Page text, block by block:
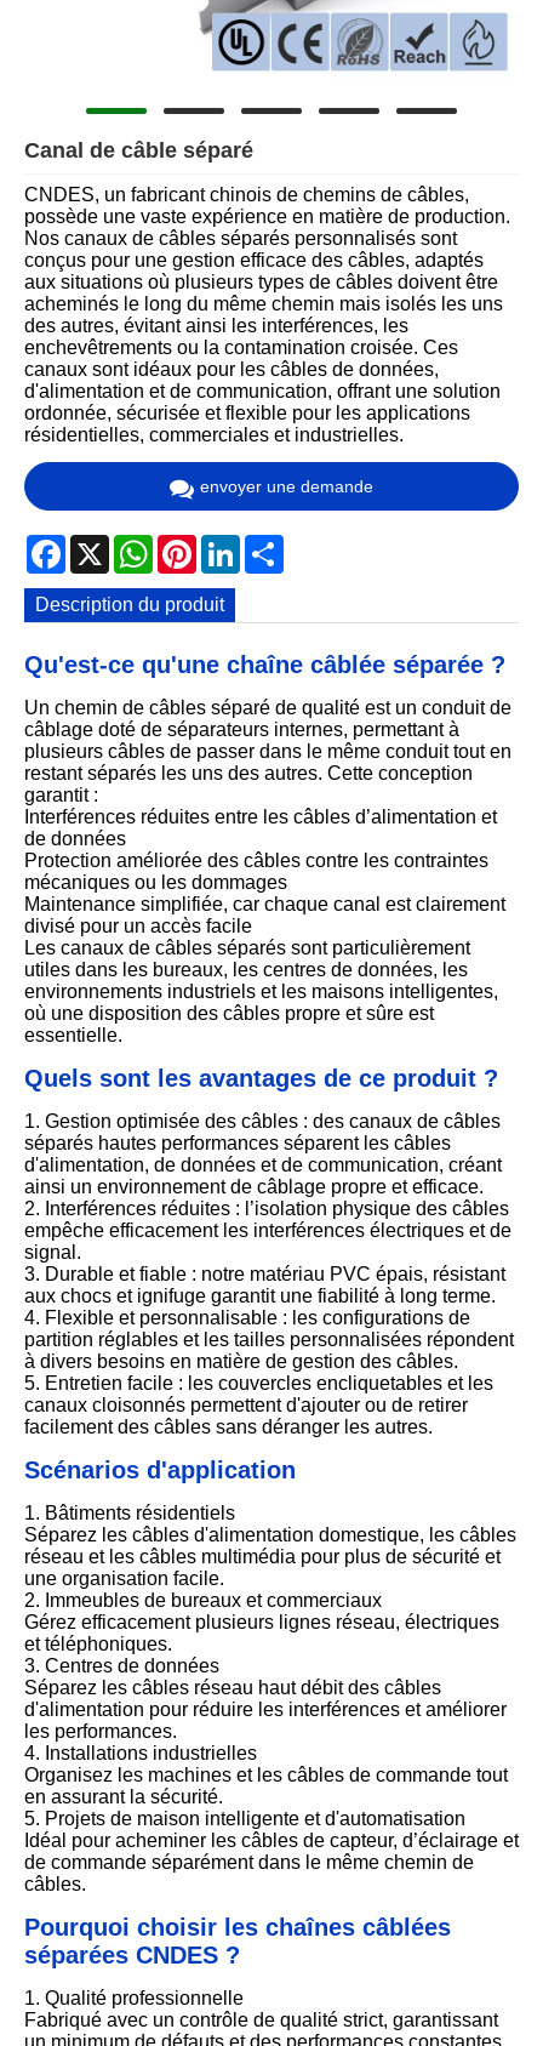
Canal de câble séparé
CNDES, un fabricant chinois de chemins de câbles,
possède une vaste expérience en matière de production.
Nos canaux de câbles séparés personnalisés sont
conçus pour une gestion efficace des câbles, adaptés
aux situations où plusieurs types de câbles doivent être
acheminés le long du même chemin mais isolés les uns
des autres, évitant ainsi les interférences, les
enchevêtrements ou la contamination croisée. Ces
canaux sont idéaux pour les câbles de données,
d'alimentation et de communication, offrant une solution
ordonnée, sécurisée et flexible pour les applications
résidentielles, commerciales et industrielles.
envoyer une demande
Facebook
X WhatsApp
PinterestLinkedIn
Description du produit
Qu'est-ce qu'une chaîne câblée séparée ?
Un chemin de câbles séparé de qualité est un conduit de
câblage doté de séparateurs internes, permettant à
plusieurs câbles de passer dans le même conduit tout en
restant séparés les uns des autres. Cette conception
garantit :
Interférences réduites entre les câbles d’alimentation et
de données
Protection améliorée des câbles contre les contraintes
mécaniques ou les dommages
Maintenance simplifiée, car chaque canal est clairement
divisé pour un accès facile
Les canaux de câbles séparés sont particulièrement
utiles dans les bureaux, les centres de données, les
environnements industriels et les maisons intelligentes,
où une disposition des câbles propre et sûre est
essentielle.
Quels sont les avantages de ce produit ?
1. Gestion optimisée des câbles : des canaux de câbles
séparés hautes performances séparent les câbles
d'alimentation, de données et de communication, créant
ainsi un environnement de câblage propre et efficace.
2. Interférences réduites : l’isolation physique des câbles
empêche efficacement les interférences électriques et de
signal.
3. Durable et fiable : notre matériau PVC épais, résistant
aux chocs et ignifuge garantit une fiabilité à long terme.
4. Flexible et personnalisable : les configurations de
partition réglables et les tailles personnalisées répondent
à divers besoins en matière de gestion des câbles.
5. Entretien facile : les couvercles encliquetables et les
canaux cloisonnés permettent d'ajouter ou de retirer
facilement des câbles sans déranger les autres.
Scénarios d'application
1. Bâtiments résidentiels
Séparez les câbles d'alimentation domestique, les câbles
réseau et les câbles multimédia pour plus de sécurité et
une organisation facile.
2. Immeubles de bureaux et commerciaux
Gérez efficacement plusieurs lignes réseau, électriques
et téléphoniques.
3. Centres de données
Séparez les câbles réseau haut débit des câbles
d'alimentation pour réduire les interférences et améliorer
les performances.
4. Installations industrielles
Organisez les machines et les câbles de commande tout
en assurant la sécurité.
5. Projets de maison intelligente et d'automatisation
Idéal pour acheminer les câbles de capteur, d’éclairage et
de commande séparément dans le même chemin de
câbles.
Pourquoi choisir les chaînes câblées
séparées CNDES ?
1. Qualité professionnelle
Fabriqué avec un contrôle de qualité strict, garantissant
un minimum de défauts et des performances constantes.